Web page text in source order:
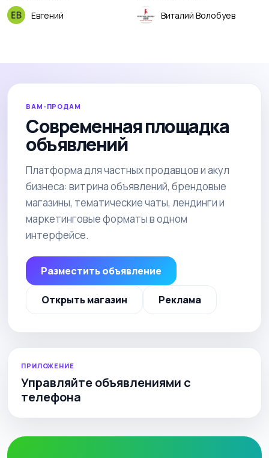
Евгений Виталий Волобуев
ВАМ-ПРОДАМ
Современная площадка
объявлений
Платформа для частных продавцов и акул
бизнеса: витрина объявлений, брендовые
магазины, тематические чаты, лендинги и
маркетинговые форматы в одном
интерфейсе.
Разместить объявление
Открыть магазин Реклама
ПРИЛОЖЕНИЕ
Управляйте объявлениями с
телефона